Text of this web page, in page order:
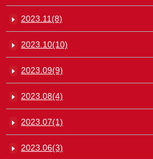
2023.11(8)
2023.10(10)
2023.09(9)
2023.08(4)
2023.07(1)
2023.06(3)